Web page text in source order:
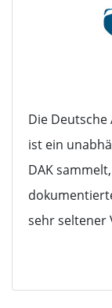
Die Deutsche
ist ein
DAK
sehr seltener